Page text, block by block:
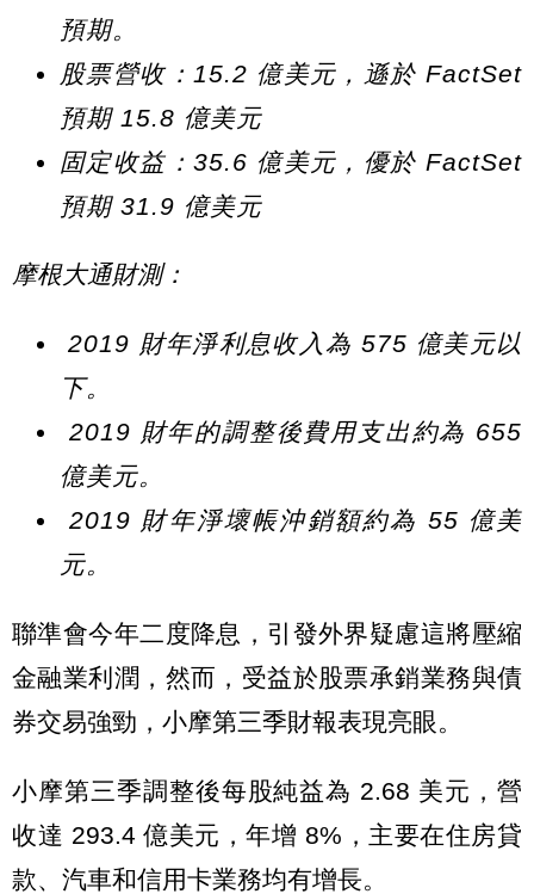
預期。
股票營收：15.2 億美元，遜於 FactSet
預期 15.8 億美元
固定收益：35.6 億美元，優於 FactSet
預期 31.9 億美元
摩根大通財測：
2019 財年淨利息收入為 575 億美元以
下。
2019 財年的調整後費用支出約為 655
億美元。
2019 財年淨壞帳沖銷額約為 55 億美
元。
聯準會今年二度降息，引發外界疑慮這將壓縮
金融業利潤，然而，受益於股票承銷業務與債
券交易強勁，小摩第三季財報表現亮眼。
小摩第三季調整後每股純益為 2.68 美元，營
收達 293.4 億美元，年增 8%，主要在住房貸
款、汽車和信用卡業務均有增長。